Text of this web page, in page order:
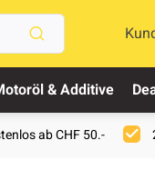
& Additive
ab CHF 50.-